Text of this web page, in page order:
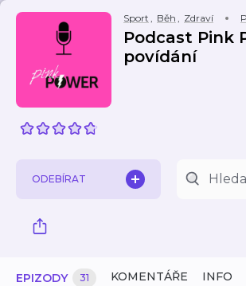
Sport , Běh , Zdraví
Podcast Pink
povídání
ODEBÍRAT
EPIZODY 31 KOMENTÁŘE INFO